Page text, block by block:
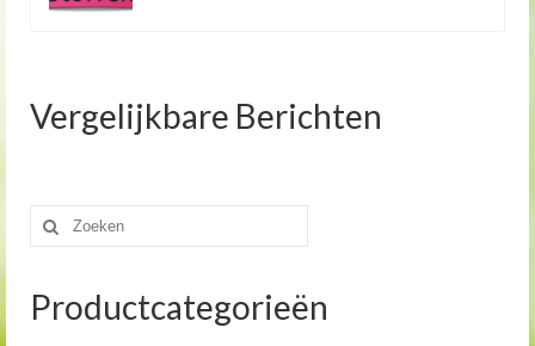
Vergelijkbare Berichten
Zoeken
naar:
Productcategorieën